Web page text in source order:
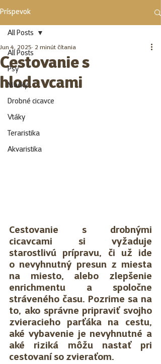
Príspevok
All Posts
Psy
Mačky
Drobné cicavce
Vtáky
Teraristika
Akvaristika
All Posts
Cestovanie s
hlodavcami
Jun 4, 2025 2 minút čítania
Cestovanie s drobnými
cicavcami si vyžaduje
starostlivú prípravu, či už ide
o nevyhnutný presun z miesta
na miesto, alebo zlepšenie
enrichmentu a spoločne
stráveného času. Pozrime sa na
to, ako správne pripraviť svojho
zvieracieho parťáka na cestu,
aké vybavenie je nevyhnutné a
aké riziká môžu nastať pri
cestovaní so zvieraťom.